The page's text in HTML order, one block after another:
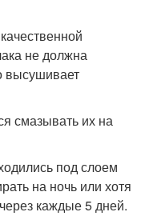
не должна
высушивает
смазывать их на
под слоем
на ночь или хотя
каждые 5 дней.